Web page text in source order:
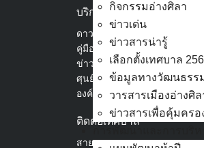
กิจกรรมอ่างศิลา
ข่าวเด่น
ข่าวสารน่ารู้
เลือกตั้งเทศบาล
ข้อมูลทางวัฒนธรร
วารสารเมืองอ่างศิล
ข่าวสารเพื่อคุ้มครอ
บริการประชาชน
ดาวน์โหลดแบบฟอร์ม, เอกสาร
คู่มือสำหรับประชาชน/คู่มือการ
ข่าวสารน่ารู้
ศุนย์ข้อมูลข่าวสารอิเล็กทรอนิก
องค์ความรู้ (Knowledge
ติดต่อเทศบาล
สายตรงนายก